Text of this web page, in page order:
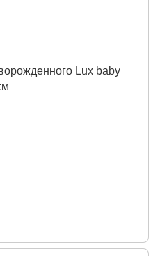
Lux baby